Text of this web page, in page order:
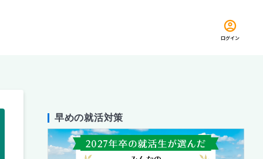
ログイン
早めの就活対策